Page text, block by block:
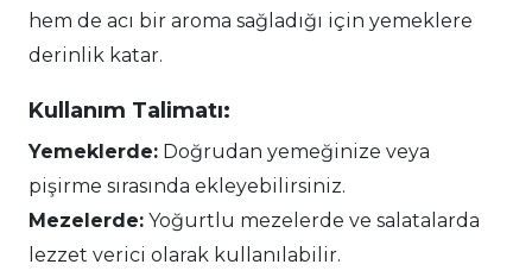
hem de acı bir aroma sağladığı için yemeklere
derinlik katar.
Kullanım Talimatı:
Yemeklerde: Doğrudan yemeğinize veya
pişirme sırasında ekleyebilirsiniz.
Mezelerde: Yoğurtlu mezelerde ve salatalarda
lezzet verici olarak kullanılabilir.